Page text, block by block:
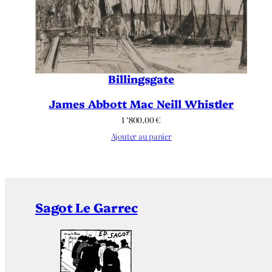
Billingsgate
James Abbott Mac Neill Whistler
1 ‘800.00€
Ajouter au panier
Sagot Le Garrec